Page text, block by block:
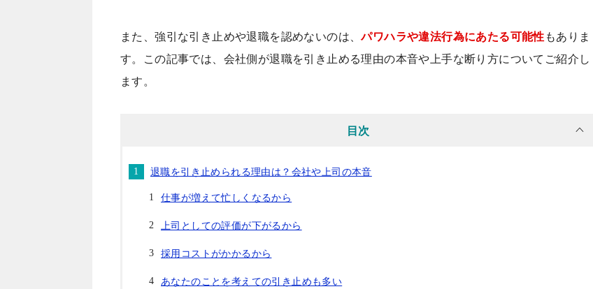
また、強引な引き止めや退職を認めないのは、パワハラや違法行為にあたる可能性 もありま
す。この記事では、会社側が退職を引き止める理由の本音や上手な断り方についてご紹介し
ます。
目次
退職を引き止められる理由は？会社や上司の本音
仕事が増えて忙しくなるから
上司としての評価が下がるから
採用コストがかかるから
あなたのことを考えての引き止めも多い